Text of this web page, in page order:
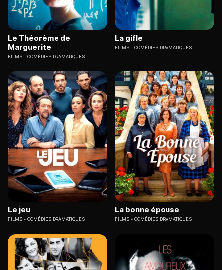
Le Théorème de
Marguerite
FILMS COMÉDIES DRAMATIQUES
La gifle
FILMS COMÉDIES DRAMATIQUES
Le jeu
FILMS COMÉDIES DRAMATIQUES
La bonne épouse
FILMS COMÉDIES DRAMATIQUES